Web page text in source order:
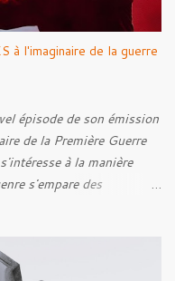
à l'imaginaire de la guerre
épisode de son émission
de la Première Guerre
à la manière
s'empare des
de Noise (
1914 ), qui reviennent sur